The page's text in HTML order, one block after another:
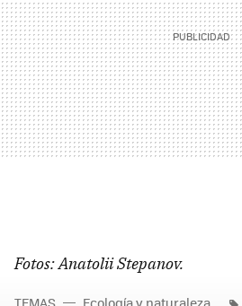
Fotos: Anatolii Stepanov.
TEMAS Ecología y naturaleza